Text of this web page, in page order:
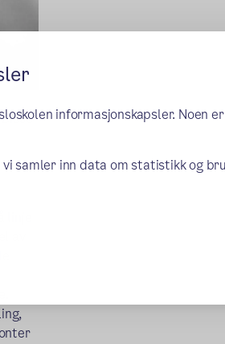
informasjonskapsler. Noen
samler inn data om statistikk og